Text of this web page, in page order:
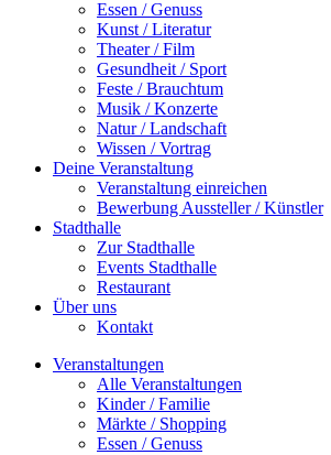
Essen / Genuss
Kunst / Literatur
Theater / Film
Gesundheit / Sport
Feste / Brauchtum
Musik / Konzerte
Natur / Landschaft
Wissen / Vortrag
Deine Veranstaltung
Veranstaltung einreichen
Bewerbung Aussteller / Künstler
Stadthalle
Zur Stadthalle
Events Stadthalle
Restaurant
Über uns
Kontakt
Veranstaltungen
Alle Veranstaltungen
Kinder / Familie
Märkte / Shopping
Essen / Genuss